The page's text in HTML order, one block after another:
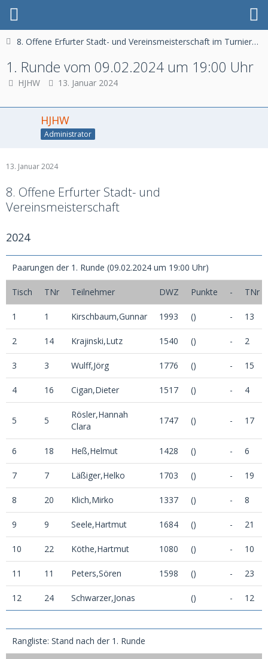
8. Offene Erfurter Stadt- und Vereinsmeisterschaft im Turnierschach-2024
1. Runde vom 09.02.2024 um 19:00 Uhr
HJHW 13. Januar 2024
HJHW
Administrator
13. Januar 2024
8. Offene Erfurter Stadt- und
Vereinsmeisterschaft
2024
Paarungen der 1. Runde (09.02.2024 um 19:00 Uhr)
Tisch TNr Teilnehmer DWZ Punkte - TNr
1 1 Kirschbaum,Gunnar 1993 () - 13
2 14 Krajinski,Lutz 1540 () - 2
3 3 Wulff,Jörg 1776 () - 15
4 16 Cigan,Dieter 1517 () - 4
5 5
Rösler,Hannah
Clara
1747 () - 17
6 18 Heß,Helmut 1428 () - 6
7 7 Läßiger,Helko 1703 () - 19
8 20 Klich,Mirko 1337 () - 8
9 9 Seele,Hartmut 1684 () - 21
10 22 Köthe,Hartmut 1080 () - 10
11 11 Peters,Sören 1598 () - 23
12 24 Schwarzer,Jonas () - 12
Rangliste: Stand nach der 1. Runde